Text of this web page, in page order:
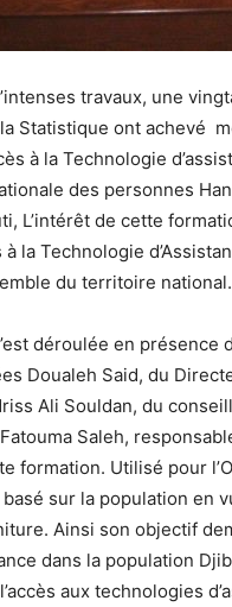
travaux, une
Statistique ont achevé
à la Technologie
des personnes
L’intérêt de cette
la Technologie
du territoire national.
déroulée en présence
Doualeh Said, du
Ali Souldan, du
Saleh,
formation. Utilisé pour
basé sur la population en
Ainsi son objectif
dans la population
aux technologies